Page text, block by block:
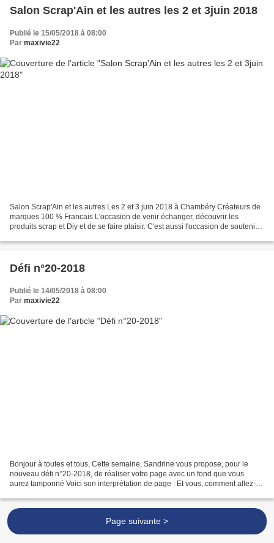
Salon Scrap'Ain et les autres les 2 et 3juin 2018
Publié le 15/05/2018 à 08:00
Par maxivie22
Salon Scrap'Ain et les autres Les 2 et 3 juin 2018 à Chambéry Créateurs de
marques 100 % Francais L'occasion de venir échanger, découvrir les
produits scrap et Diy et de se faire plaisir. C'est aussi l'occasion de soutenir
Défi n°20-2018
Publié le 14/05/2018 à 08:00
Par maxivie22
Bonjour à toutes et tous, Cette semaine, Sandrine vous propose, pour le
nouveau défi n°20-2018, de réaliser votre page avec un fond que vous
aurez tamponné Voici son interprétation de page : Et vous, comment allez-
Page suivante >